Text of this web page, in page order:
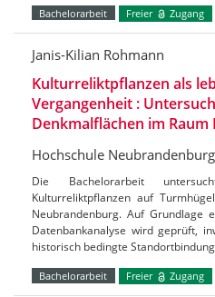
Bachelorarbeit Freier Zugang
Janis-Kilian Rohmann
Kulturreliktpflanzen als
Vergangenheit :
Denkmalflächen im
Hochschule
Die Bachelorarbeit
Kulturreliktpflanzen auf
Neubrandenburg. Auf Grundlage
Datenbankanalyse wird geprüft,
historisch bedingte
Bachelorarbeit Freier Zugang